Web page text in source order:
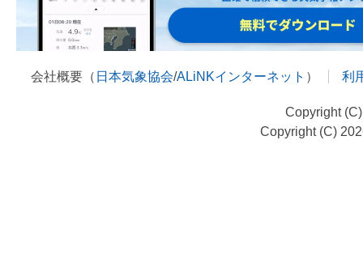
会社概要（ 日本気象協会/ALiNKインターネット ） 利
Copyright
Copyright (C)